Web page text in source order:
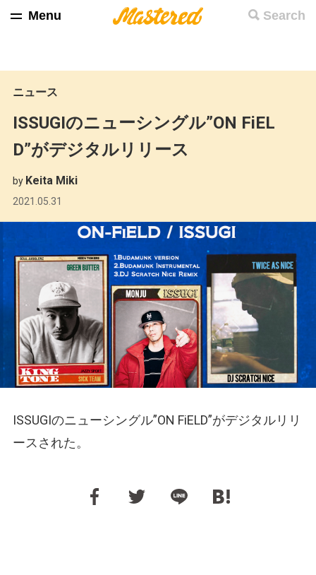
Search
Menu
ニュース
ISSUGIのニューシングル”ON FiEL
D”がデジタルリリース
by Keita Miki
2021.05.31
ISSUGIのニューシングル”ON FiELD”がデジタルリリ
ースされた。